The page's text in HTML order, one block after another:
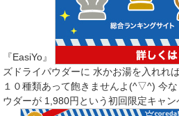
『EasiYo』
ズドライパウダーに 水かお湯を入れれ
１０種類あって飽きませんよ(^▽^) 今
ウダーが 1,980円という初回限定キャ